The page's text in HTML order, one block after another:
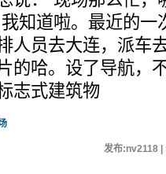
知道啦。最近的
人员去大连，派车
的哈。设了导航，
志式建筑物
发布:nv2118 |